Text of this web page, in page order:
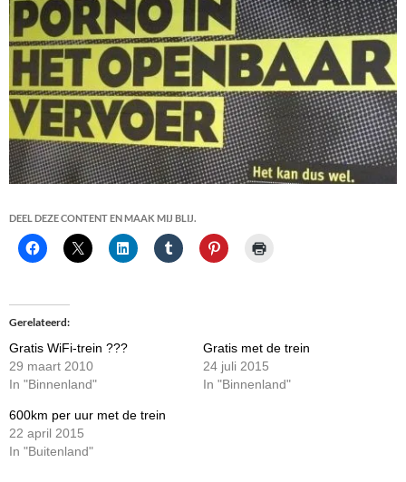
DEEL DEZE CONTENT EN MAAK MIJ BLIJ.
Gerelateerd
Gratis WiFi-trein ???
29 maart 2010
In "Binnenland"
Gratis met de trein
24 juli 2015
In "Binnenland"
600km per uur met de trein
22 april 2015
In "Buitenland"